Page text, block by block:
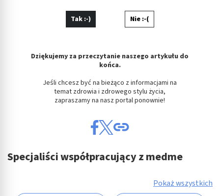
Tak :-) Nie :-(
Dziękujemy za przeczytanie naszego artykułu do
końca.
Jeśli chcesz być na bieżąco z informacjami na
temat zdrowia i zdrowego stylu życia,
zapraszamy na nasz portal ponownie!
Specjaliści współpracujący z medme
Pokaż wszystkich